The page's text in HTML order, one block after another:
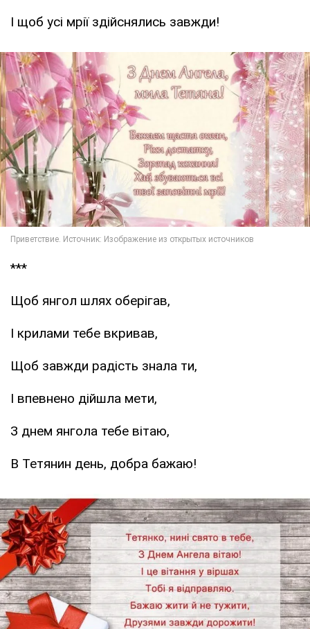
І щоб усі мрії здійснялись завжди!
***
Щоб янгол шлях оберігав,
І крилами тебе вкривав,
Щоб завжди радість знала ти,
І впевнено дійшла мети,
З днем янгола тебе вітаю,
В Тетянин день, добра бажаю!